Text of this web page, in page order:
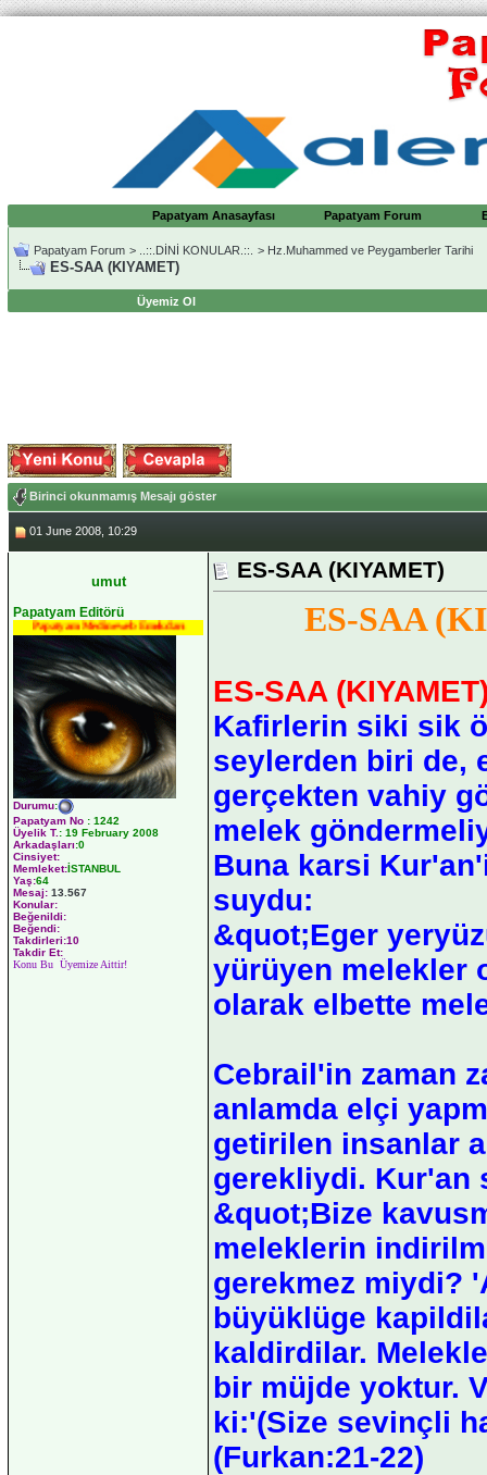
Papatyam Anasayfası Papatyam Forum
Papatyam Forum > ..::.DİNİ KONULAR.::. > Hz.Muhammed ve Peygamberler Tarihi
ES-SAA (KIYAMET)
Üyemiz Ol
Birinci okunmamış Mesajı göster
01 June 2008, 10:29
umut
Papatyam Editörü
Papatyam Medineweb Emekdarı
Durumu:
Papatyam No : 1242
Üyelik T.: 19 February 2008
Arkadaşları:0
Cinsiyet:
Memleket:İSTANBUL
Yaş:64
Mesaj: 13.567
Konular:
Beğenildi:
Beğendi:
Takdirleri:10
Takdir Et:
Konu Bu Üyemize Aittir!
ES-SAA (KIYAMET)
ES-SAA
ES-SAA
Kafirlerin siki sik
seylerden biri de,
gerçekten vahiy
melek
Buna karsi
suydu:
&quot;Eger
yürüyen melekler
olarak elbette
Cebrail'in zaman
anlamda elçi
getirilen insanlar
gerekliydi. Kur'an
&quot;Bize
meleklerin
gerekmez miydi?
büyüklüge
kaldirdilar.
bir müjde yoktur.
ki:'(Size sevinçli
(Furkan:21-22)